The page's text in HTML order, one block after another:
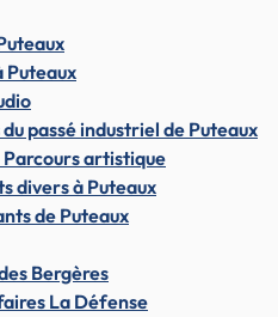
Puteaux
passé industriel de Puteaux
Parcours artistique
divers à Puteaux
de Puteaux
Bergères
La Défense